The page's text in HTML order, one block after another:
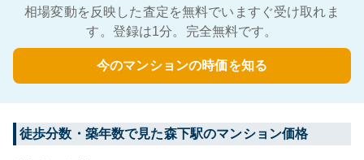
相場変動を反映した査定を無料でいますぐ受け取れま
す。登録は1分。完全無料です。
今のマンションの時価を知る
徒歩分数・築年数で見た森下駅のマンション価格